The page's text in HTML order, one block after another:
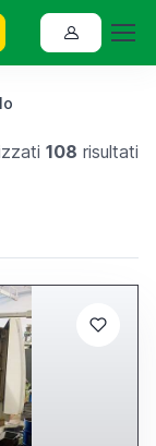
108 risultati